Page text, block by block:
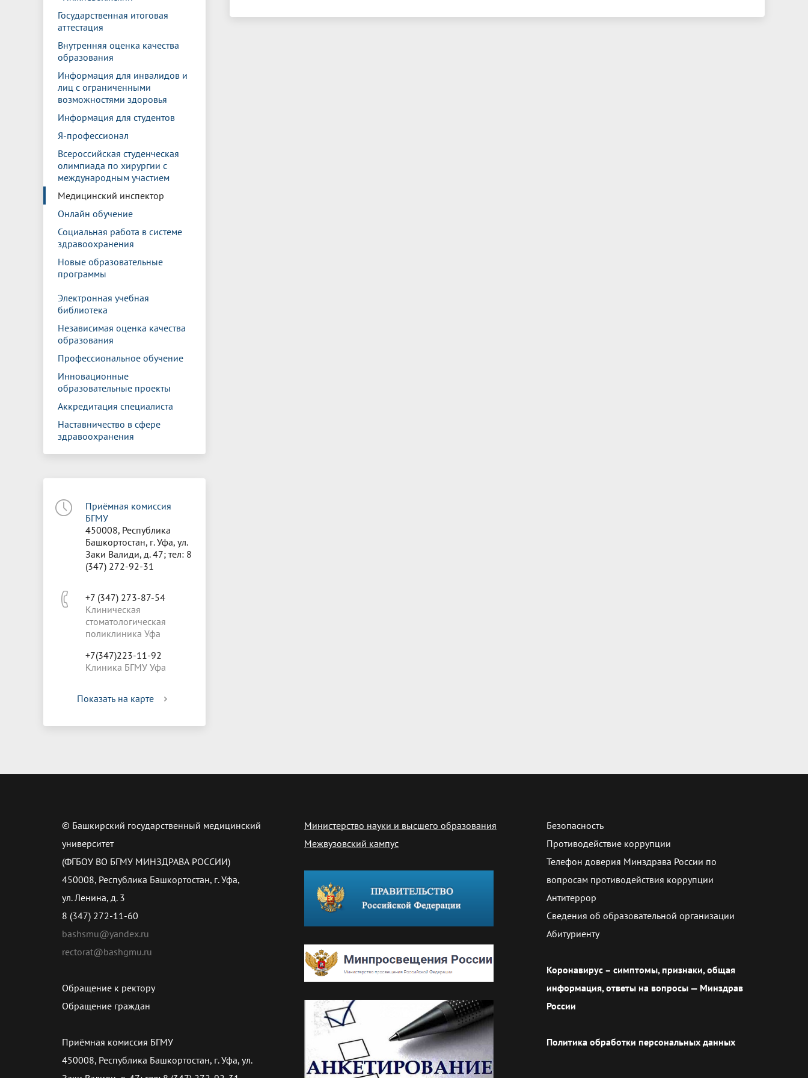
Государственная итоговая
аттестация
Внутренняя оценка качества
образования
Информация для инвалидов и
лиц с ограниченными
возможностями здоровья
Информация для студентов
Я-профессионал
Всероссийская студенческая
олимпиада по хирургии с
международным участием
Медицинский инспектор
Онлайн обучение
Социальная работа в системе
здравоохранения
Новые образовательные
программы
Электронная учебная
библиотека
Независимая оценка качества
образования
Профессиональное обучение
Инновационные
образовательные проекты
Аккредитация специалиста
Наставничество в сфере
здравоохранения
Приёмная комиссия
БГМУ
450008, Республика
Башкортостан, г. Уфа, ул.
Заки Валиди, д. 47; тел: 8
(347) 272-92-31
+7 (347) 273-87-54
Клиническая
стоматологическая
поликлиника Уфа
+7(347)223-11-92
Клиника БГМУ Уфа
Показать на карте
© Башкирский государственный медицинский
университет
(ФГБОУ ВО БГМУ МИНЗДРАВА РОССИИ)
450008, Республика Башкортостан, г. Уфа,
ул. Ленина, д. 3
8 (347) 272-11-60
bashsmu@yandex.ru
rectorat@bashgmu.ru
Обращение к ректору
Обращение граждан
Приёмная комиссия БГМУ
450008, Республика Башкортостан, г. Уфа, ул.
Министерство науки и высшего образования
Межвузовский кампус
Безопасность
Противодействие коррупции
Телефон доверия Минздрава России по
вопросам противодействия коррупции
Антитеррор
Сведения об образовательной организации
Абитуриенту
Коронавирус – симптомы, признаки, общая
информация, ответы на вопросы — Минздрав
России
Политика обработки персональных данных